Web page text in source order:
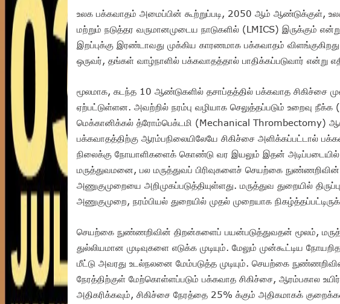
உலக பக்கவாதம் அமைப்பின் கூற்றுப்படி, 2050 ஆம் ஆண்டுக்குள்,
மற்றும் நடுத்தர வருமானமுடைய நாடுகளில் (LMICS) இருக்கும்
இறப்புக்கு இரண்டாவது முக்கிய காரணமாக பக்கவாதம்
ஒருவர், தங்கள் வாழ்நாளில் பக்கவாதத்தால் பாதிக்கப்படுவார் என்று
மூலமாக, கடந்த 10 ஆண்டுகளில் தசாப்தத்தில் பக்கவாத சிகிச்சை
ஏற்பட்டுள்ளன. அவற்றில் நரம்பு வழியாக செலுத்தப்படும் உறைவு நீக்க
மெக்கானிக்கல் த்ரோம்பெக்டமி (Mechanical Thrombectomy)
பக்கவாதத்திற்கு ஆரம்பநிலையிலேயே சிகிச்சை அளிக்கப்பட்டால்
நிலைக்கு நோயாளிகளைக் கொண்டு வர இயலும் இதன் அடிப்படையில்,
மருத்துவமனை, பல மருத்துவப் பிரிவுகளைச் செயற்கை
அணுகுமுறையை அறிமுகப்படுத்தியுள்ளது. மருத்துவ துறையில்
அணுகுமுறை, நரம்பியல் துறையில் முதல் முறையாக
செயற்கை நுண்ணறிவின் திறன்களைப் பயன்படுத்துவதன் மூலம்,
துல்லியமான முடிவுகளை எடுக்க முடியும். மேலும் முன்கூட்டிய
மீட்டு அவரது உடல்நலனை மேம்படுத்த முடியும். செயற்கை
நேரத்திற்குள் மேற்கொள்ளப்படும் பக்கவாத சிகிச்சை, ஆரம்பகால
அதிகரிக்கவும், சிகிச்சை நேரத்தை 25% க்கும் அதிகமாகக்